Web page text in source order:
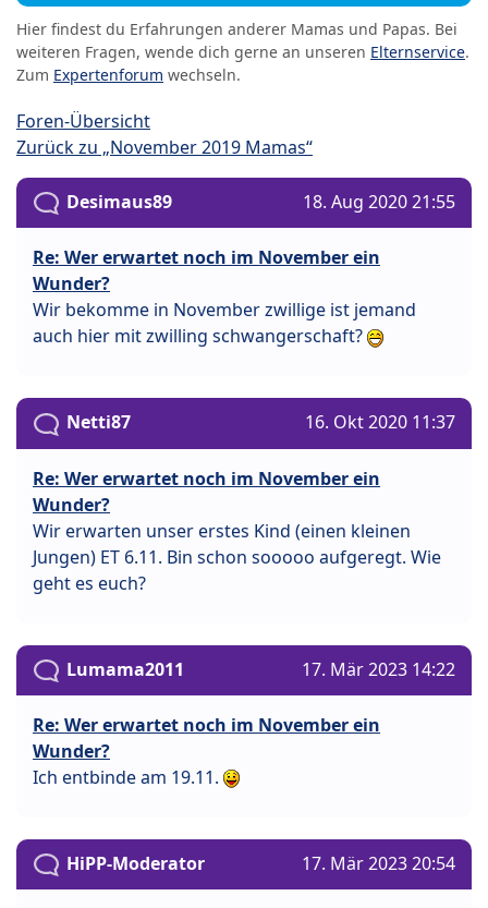
Hier findest du Erfahrungen anderer Mamas und Papas. Bei
weiteren Fragen, wende dich gerne an unseren Elternservice.
Zum Expertenforum wechseln.
Foren-Übersicht
Zurück zu „November 2019 Mamas“
Desimaus89 18. Aug 2020 21:55
Re: Wer erwartet noch im November ein
Wunder?
Wir bekomme in November zwillige ist jemand
auch hier mit zwilling schwangerschaft?
Netti87 16. Okt 2020 11:37
Re: Wer erwartet noch im November ein
Wunder?
Wir erwarten unser erstes Kind (einen kleinen
Jungen) ET 6.11. Bin schon sooooo aufgeregt. Wie
geht es euch?
Lumama2011 17. Mär 2023 14:22
Re: Wer erwartet noch im November ein
Wunder?
Ich entbinde am 19.11.
HiPP-Moderator 17. Mär 2023 20:54